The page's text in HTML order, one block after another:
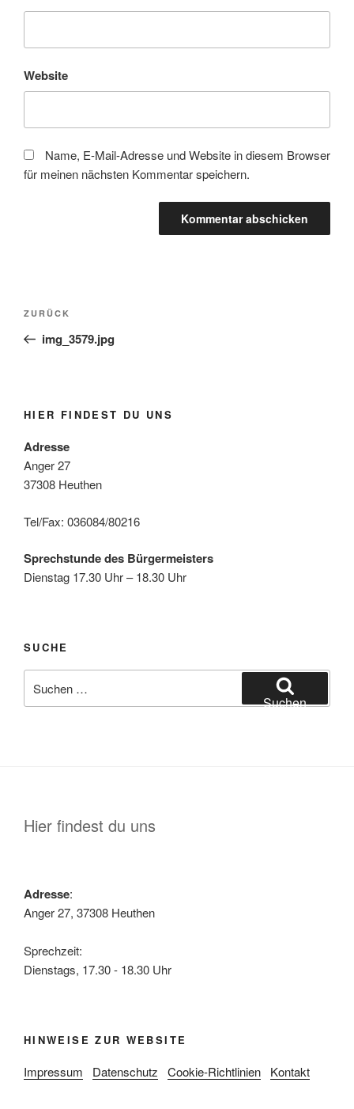
Website
Name, E-Mail-Adresse und Website in diesem Browser
für meinen nächsten Kommentar speichern.
Beitragsnavigation
Vorheriger
Beitrag
ZURÜCK
img_3579.jpg
HIER FINDEST DU UNS
Adresse
Anger 27
37308 Heuthen
Tel/Fax: 036084/80216
Sprechstunde des Bürgermeisters
Dienstag 17.30 Uhr – 18.30 Uhr
SUCHE
nach:
Suchen
Hier findest du uns
Adresse:
Anger 27, 37308 Heuthen
Sprechzeit:
Dienstags, 17.30 - 18.30 Uhr
HINWEISE ZUR WEBSITE
Impressum Datenschutz Cookie-Richtlinien Kontakt